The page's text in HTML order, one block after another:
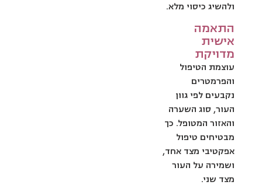
ולהשיג כיסוי מלא.
התאמה
אישית
מדויקת
עוצמת הטיפול
והפרמטרים
נקבעים לפי גוון
העור, סוג השערה
והאזור המטופל. כך
מבטיחים טיפול
אפקטיבי מצד אחד,
ושמירה על העור
מצד שני.